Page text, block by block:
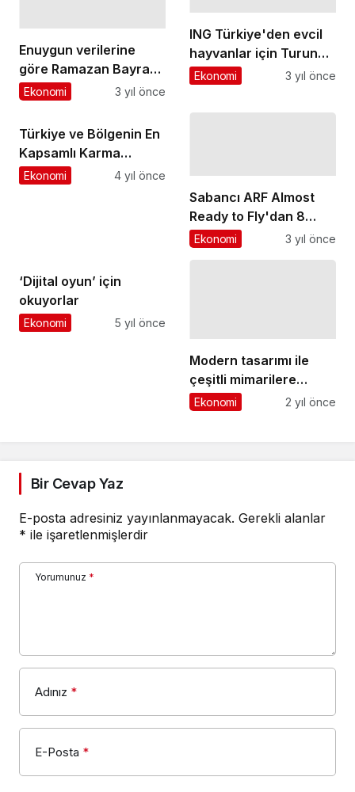
Enuygun verilerine
göre Ramazan Bayramı
öncesi otobüs bileti
Ekonomi 3 yıl önce
ING Türkiye'den evcil
hayvanlar için Turuncu
Patiler Sigortası
Ekonomi 3 yıl önce
Türkiye ve Bölgenin En
Kapsamlı Karma
Ticaret Fuarı MÜSİAD
Ekonomi 4 yıl önce
Sabancı ARF Almost
Ready to Fly'dan 8
girişime 20 milyon TL
Ekonomi 3 yıl önce
‘Dijital oyun’ için
okuyorlar
Ekonomi 5 yıl önce
Modern tasarımı ile
çeşitli mimarilere
uygun Samsung 360
Ekonomi 2 yıl önce
Bir Cevap Yaz
E-posta adresiniz yayınlanmayacak. Gerekli alanlar
* ile işaretlenmişlerdir
Yorumunuz *
Adınız *
E-Posta *